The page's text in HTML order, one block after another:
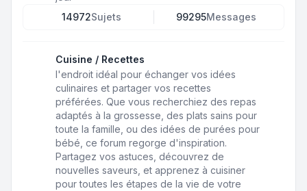
14972Sujets 99295Messages
Cuisine / Recettes
l'endroit idéal pour échanger vos idées
culinaires et partager vos recettes
préférées. Que vous recherchiez des repas
adaptés à la grossesse, des plats sains pour
toute la famille, ou des idées de purées pour
bébé, ce forum regorge d'inspiration.
Partagez vos astuces, découvrez de
nouvelles saveurs, et apprenez à cuisiner
pour toutes les étapes de la vie de votre